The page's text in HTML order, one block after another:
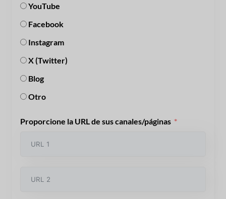
YouTube
Facebook
Instagram
X (Twitter)
Blog
Otro
Proporcione la URL de sus canales/páginas